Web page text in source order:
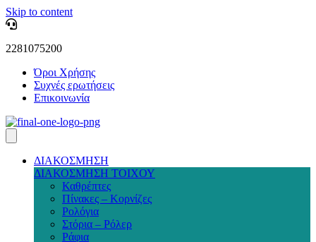
Skip to content
2281075200
Όροι Χρήσης
Συχνές ερωτήσεις
Επικοινωνία
ΔΙΑΚΟΣΜΗΣΗ
ΔΙΑΚΟΣΜΗΣΗ ΤΟΙΧΟΥ
Καθρέπτες
Πίνακες – Κορνίζες
Ρολόγια
Στόρια – Ρόλερ
Ράφια